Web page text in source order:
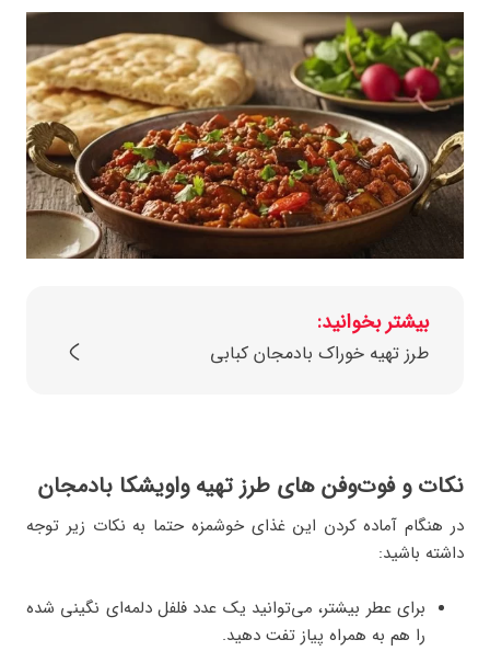
بیشتر بخوانید:
طرز تهیه خوراک بادمجان کبابی
نکات و فوت‌وفن‌ های طرز تهیه واویشکا بادمجان
در هنگام آماده کردن این غذای خوشمزه حتما به نکات زیر توجه
داشته باشید:
برای عطر بیشتر، می‌توانید یک عدد فلفل دلمه‌ای نگینی شده
را هم به همراه پیاز تفت دهید.